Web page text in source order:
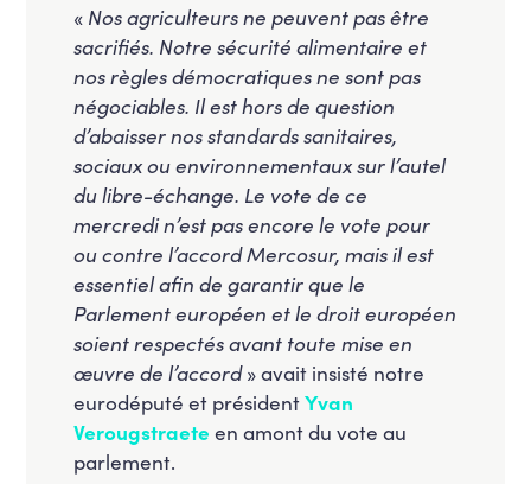
« Nos agriculteurs ne peuvent pas être
sacrifiés. Notre sécurité alimentaire et
nos règles démocratiques ne sont pas
négociables. Il est hors de question
d’abaisser nos standards sanitaires,
sociaux ou environnementaux sur l’autel
du libre-échange. Le vote de ce
mercredi n’est pas encore le vote pour
ou contre l’accord Mercosur, mais il est
essentiel afin de garantir que le
Parlement européen et le droit européen
soient respectés avant toute mise en
œuvre de l’accord» avait insisté notre
eurodéputé et présidentYvan
Verougstraete en amont du vote au
parlement.